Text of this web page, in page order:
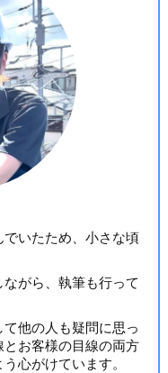
いたため、小さな頃
がら、執筆も行って
他の人も疑問に思っ
お客様の目線の両方
心がけています。